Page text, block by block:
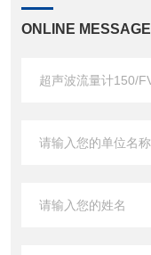
ONLINE MESSAGE